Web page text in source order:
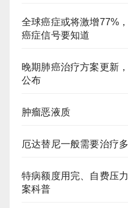
全球癌症或将激增77%
癌症信号要知道
晚期肺癌治疗方案更新
公布
肿瘤恶液质
厄达替尼一般需要治疗
特病额度用完、自费压
案科普